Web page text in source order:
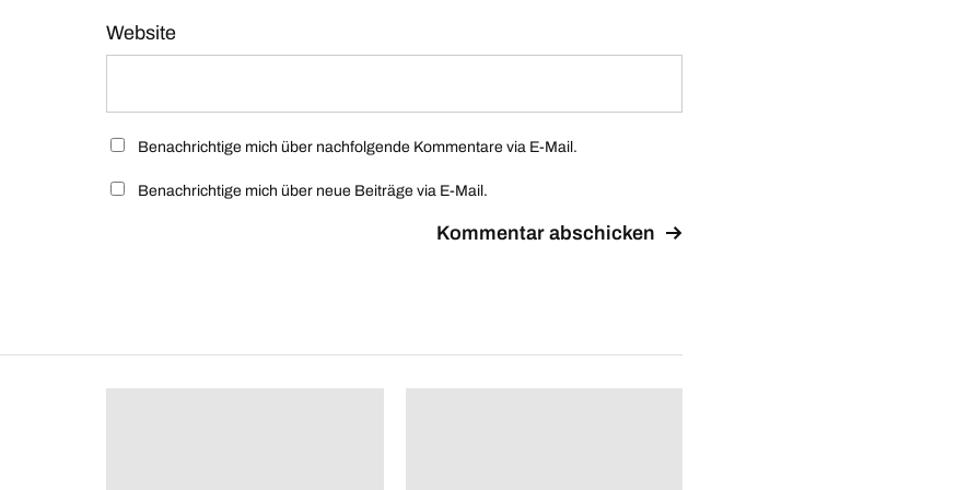
Website
Benachrichtige mich über nachfolgende Kommentare via E-Mail.
Benachrichtige mich über neue Beiträge via E-Mail.